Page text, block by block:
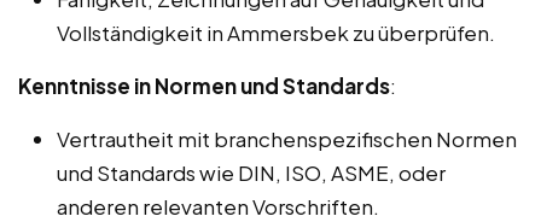
Vollständigkeit in Ammersbek zu überprüfen.
Kenntnisse in Normen und Standards:
Vertrautheit mit branchenspezifischen Normen
und Standards wie DIN, ISO, ASME, oder
anderen relevanten Vorschriften.